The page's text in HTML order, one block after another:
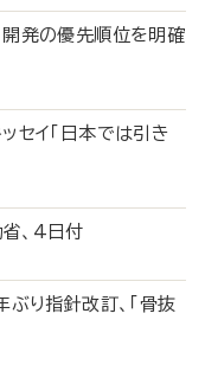
発の優先順位を明確
イ「日本では引き
、4日付
り指針改訂、「骨抜